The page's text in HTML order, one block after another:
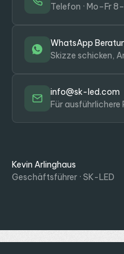
Telefon · Mo–Fr
WhatsApp
Skizze schicken,
info@sk-led.com
Für
Kevin Arlinghaus
Geschäftsführer · SK-LED